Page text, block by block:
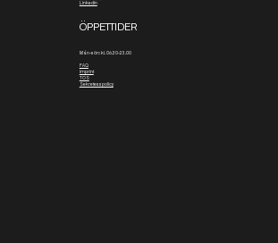
Linkedin
ÖPPETTIDER
Mån-sön: kl. 06.30-23.00
FAQ
Imprint
TOS
Sekretesspolicy